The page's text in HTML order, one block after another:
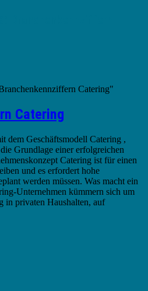
Catering"
Catering
dem Geschäftsmodell Catering ,
Grundlage einer erfolgreichen
Catering ist für einen
und es erfordert hohe
werden müssen. Was macht ein
Unternehmen kümmern sich um
in privaten Haushalten, auf